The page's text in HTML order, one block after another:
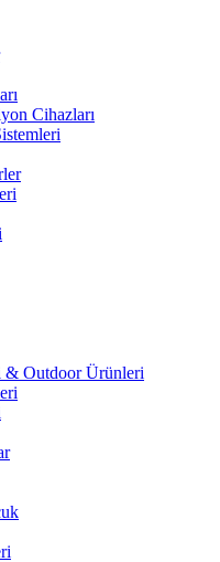
Cihazları
& Outdoor Ürünleri